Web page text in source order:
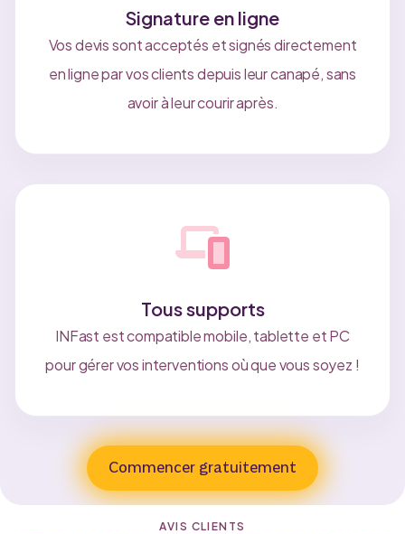
Signature en ligne
Vos devis sont acceptés et signés directement
en ligne par vos clients depuis leur canapé, sans
avoir à leur courir après.
Tous supports
INFast est compatible mobile, tablette et PC
pour gérer vos interventions où que vous soyez !
Commencer gratuitement
AVIS CLIENTS